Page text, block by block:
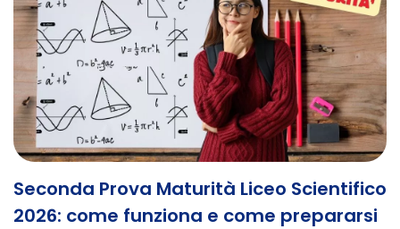
Seconda Prova Maturità Liceo Scientifico
2026: come funziona e come prepararsi